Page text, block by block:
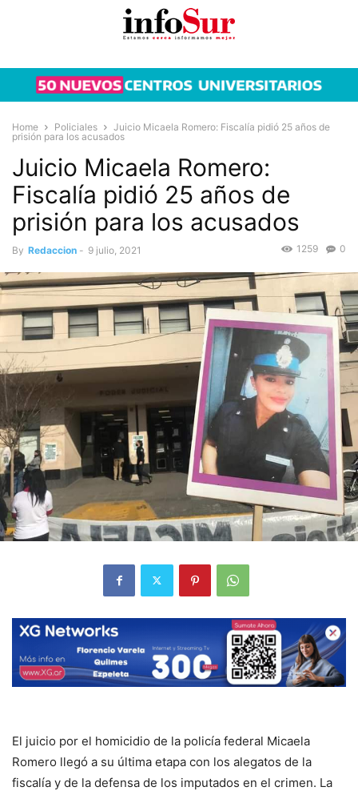
Home Policiales
Juicio Micaela Romero: Fiscalía pidió 25 años de
prisión para los acusados
Juicio Micaela Romero:
Fiscalía pidió 25 años de
prisión para los acusados
By Redaccion - 9 julio, 2021 0
1259
El juicio por el homicidio de la policía federal Micaela
Romero llegó a su última etapa con los alegatos de la
fiscalía y de la defensa de los imputados en el crimen. La